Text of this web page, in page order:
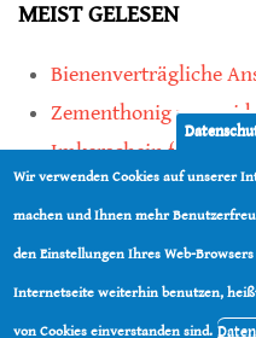
MEIST GELESEN
Bienenverträgliche
Zementhonig
Imkerschein für
Kauf von
teilen
Wir verwenden Cookies auf unserer
machen und Ihnen mehr
den Einstellungen Ihres Web-
Internetseite weiterhin benutzen,
von Cookies einverstanden sind.